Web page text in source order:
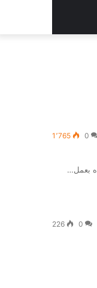
0 1٬765
0
226